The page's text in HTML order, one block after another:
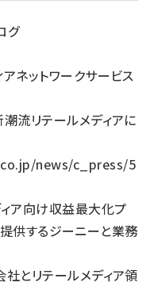
グ
ネットワークサービス
流リテールメディアに
news/c_press/5
ィア向け収益最大化プ
提供するジーニーと業務
とリテールメディア領